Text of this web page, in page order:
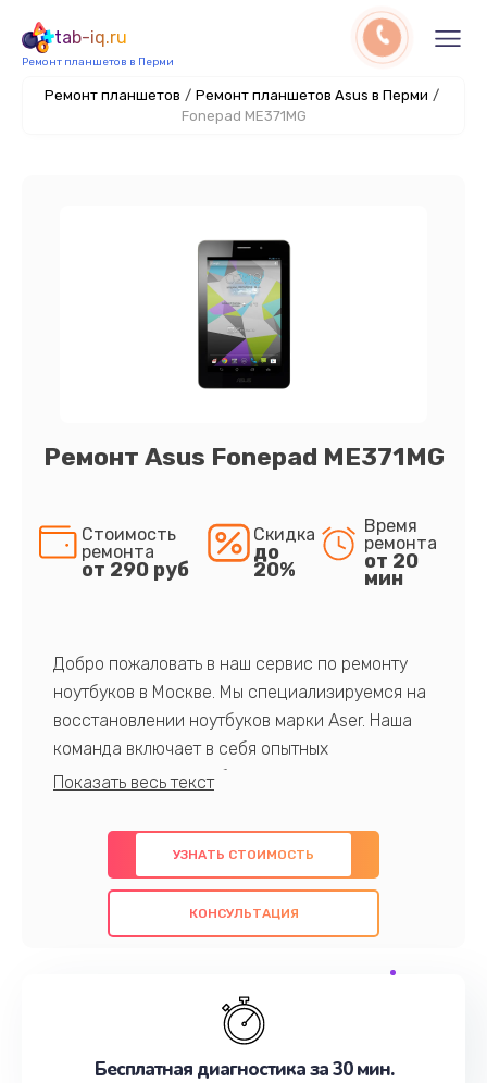
tab-iq.ru
Ремонт планшетов в Перми
Ремонт планшетов / Ремонт планшетов Asus в Перми /
Fonepad ME371MG
Ремонт Asus Fonepad ME371MG
Стоимость
ремонта
от 290 руб
Скидка
до
20%
Время
ремонта
от 20
мин
Добро пожаловать в наш сервис по ремонту
ноутбуков в Москве. Мы специализируемся на
восстановлении ноутбуков марки Aser. Наша
команда включает в себя опытных
профессионалов с обширными знаниями и
предлагаем быстрый и качественный ремонт с
использованием оригинальных компонентов, а
также гарантируем качество всех
проведенных работ. Наша цель - предоставить
обслуживание, удовлетворяя их потребности
наилучшим образом. Не медлите записаться на
УЗНАТЬ СТОИМОСТЬ
КОНСУЛЬТАЦИЯ
Бесплатная диагностика за 30 мин.